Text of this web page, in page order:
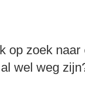
op zoek
wel weg